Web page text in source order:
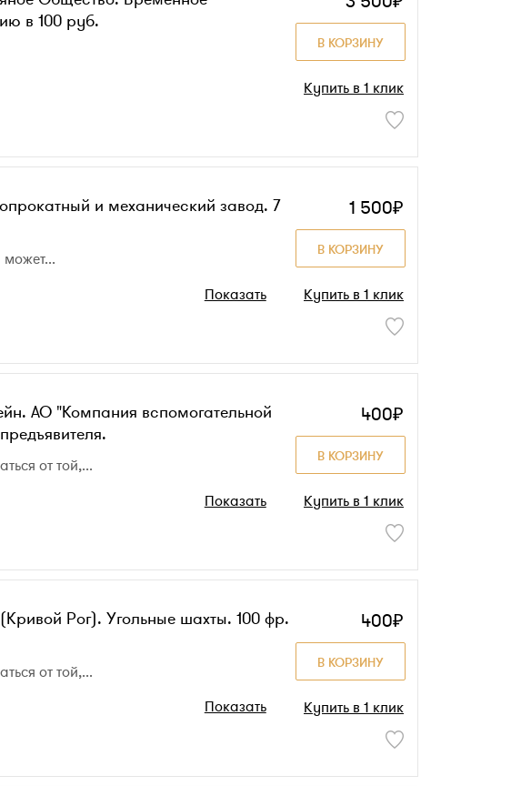
в 100 руб.
В КОРЗИНУ
Купить в 1 клик
и механический завод. 7
Показать
1 500₽
В КОРЗИНУ
Купить в 1 клик
АО "Компания вспомогательной
от той,...
Показать
400₽
В КОРЗИНУ
Купить в 1 клик
Рог). Угольные шахты. 100 фр.
от той,...
Показать
400₽
В КОРЗИНУ
Купить в 1 клик